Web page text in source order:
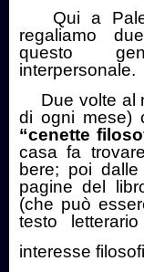
Qui a
regaliamo
questo
interpersonale.
Due volte al
di ogni mese)
“cenette
casa fa
bere; poi
pagine del
(che può
testo
interesse